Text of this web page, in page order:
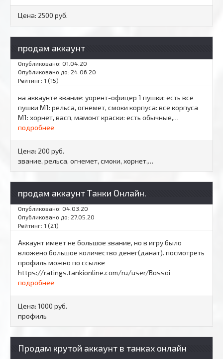
Цена: 2500 руб.
продам аккаунт
Опубликовано: 01.04.20
Опубликовано до: 24.06.20
Рейтинг: 1 (15)
на аккаунте звание: уорент-офицер 1 пушки: есть все
пушки М1: рельса, огнемет, смоки корпуса: все корпуса
М1: хорнет, васп, мамонт краски: есть обычные,…
подробнее
Цена: 200 руб.
звание, рельса, огнемет, смоки, хорнет,…
продам аккаунт Танки Онлайн.
Опубликовано: 04.03.20
Опубликовано до: 27.05.20
Рейтинг: 1 (21)
Аккаунт имеет не большое звание, но в игру было
вложено большое количество денег(данат). посмотреть
профиль можно по ссылке
https://ratings.tankionline.com/ru/user/Bossoi
подробнее
Цена: 1000 руб.
профиль
Продам крутой аккаунт в танках онлайн